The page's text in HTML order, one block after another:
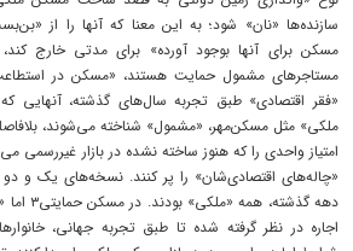
سازنده‌ها «نان» شود؛ به این معنا که آنها را از
مسکن برای آنها بوجود آورده» برای مدتی خارج
مستاجرهای مشمول حمایت هستند،‌ «مسکن در
«فقر اقتصادی» طبق تجربه سال‌های گذشته،
ملکی» مثل مسکن‌مهر، «مشمول» شناخته می‌شوند،
امتیاز واحدی را که هنوز ساخته نشده در بازار غیررسمی
«چاله‌های اقتصادی‌شان» را پر کنند. نسخه‌های یک
دهه
اجاره در نظر گرفته شده تا طبق تجربه جهانی،